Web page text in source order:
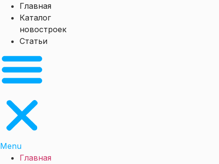
Перейти
содержимому
Главная
Каталог
новостроек
Статьи
Menu
Главная